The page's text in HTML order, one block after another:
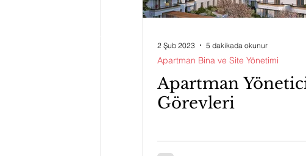
2 Şub 2023 5 dakikada okunur
Apartman Bina ve Site Yönetimi
Apartman
Görevleri